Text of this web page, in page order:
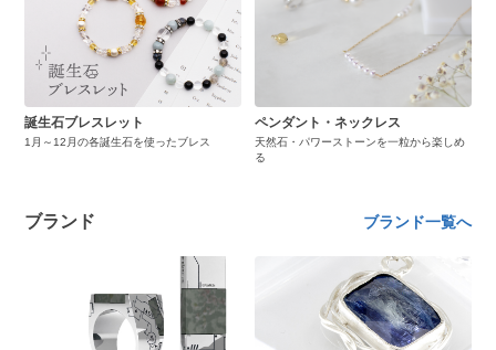
誕生石ブレスレット
1月～12月の各誕生石を使ったブレス
ペンダント・ネックレス
天然石・パワーストーンを一粒から楽しめ
る
ブランド ブランド一覧へ